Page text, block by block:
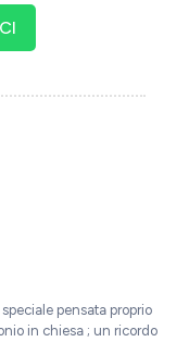
pensata proprio
in chiesa ; un ricordo